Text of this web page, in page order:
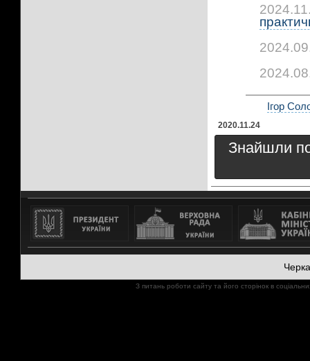
2020.11.24
Ігор
Знайшли
З питань роботи сайту та його сторінок в